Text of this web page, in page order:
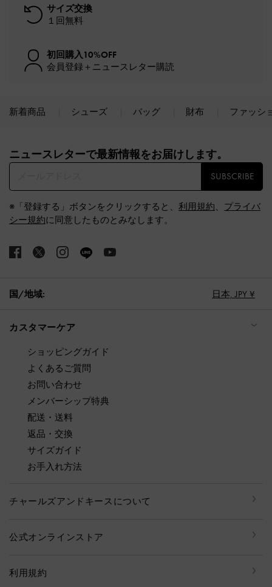
サイズ交換
１回無料
初回購入10%OFF
会員登録＋ニュースレター購読
新着商品 シューズ バッグ 財布 ファッシ
ニュースレターで最新情報をお届けします。​
SUBSCRIBE
※「登録する」ボタンをクリックすると、 利用規約、 プライバ
シー規約に同意したものとみなします。
国/地域: 日本, JPY ¥
カスタマーケア
ショッピングガイド
よくあるご質問
お問い合わせ
メンバーシップ特典
配送・送料
返品・交換
サイズガイド
お手入れ方法
チャールズアンドキースについて
公式オンラインストア
利用規約